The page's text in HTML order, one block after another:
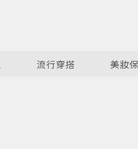
流行穿搭 美妝